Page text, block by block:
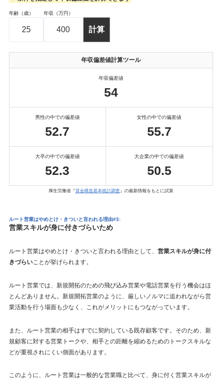
年齢（歳） 年収（万円）
年収偏差値計算ツール
年収偏差値
54
男性の中での偏差値
52.7
女性の中での偏差値
55.7
大卒の中での偏差値
52.3
大企業の中での偏差値
50.5
厚生労働省『賃金構造基本統計調査 』の最新情報をもとに試算
ルート営業はやめとけ・きついと言われる理由#3:
営業スキルが身に付きづらいため
ルート営業はやめとけ・きついと言われる理由として、 営業スキルが身に付
きづらいことが挙げられます。
ルート営業では、新規開拓のための飛び込み営業や電話営業を行う機会はほ
とんどありません。新規開拓営業のように、厳しいノルマに追われながら営
業活動を行う場面も少なく、これがメリットにもつながっています。
また、ルート営業の相手はすでに契約している既存顧客です。そのため、新
規顧客に対する営業トークや、相手との距離を縮めるためのトークスキルな
どが重視されにくい側面があります。
このように、ルート営業は一般的な営業職と比べて、身に付く営業スキルが